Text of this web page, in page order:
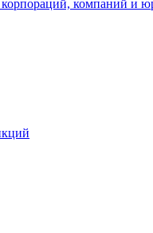
компаний и